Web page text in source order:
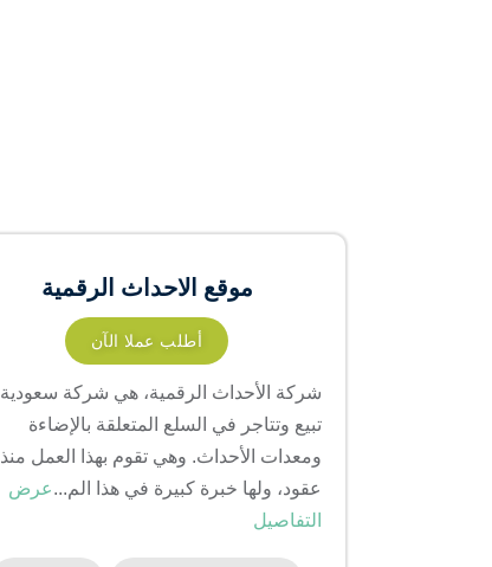
موقع الاحداث الرقمية
أطلب عملا الآن
شركة الأحداث الرقمية، هي شركة سعودية
تبيع وتتاجر في السلع المتعلقة بالإضاءة
ومعدات الأحداث. وهي تقوم بهذا العمل منذ
عقود، ولها خبرة كبيرة في هذا الم...عرض
التفاصيل